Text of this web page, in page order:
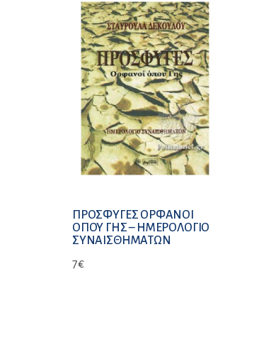
ΠΡΟΣΦΥΓΕΣ ΟΡΦΑΝΟΙ
ΟΠΟΥ ΓΗΣ – ΗΜΕΡΟΛΟΓΙΟ
ΣΥΝΑΙΣΘΗΜΑΤΩΝ
7€